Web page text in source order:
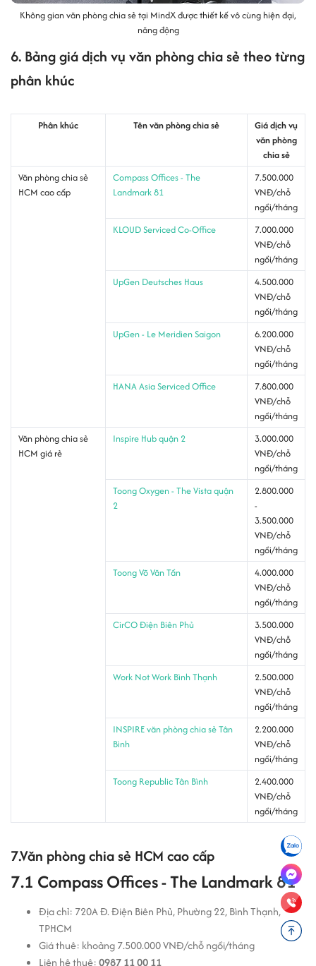
Không gian văn phòng chia sẻ tại MindX được thiết kế vô cùng hiện đại,
năng động
6. Bảng giá dịch vụ văn phòng chia sẻ theo từng
phân khúc
Phân khúc Tên văn phòng chia sẻ
Giá dịch vụ
văn phòng
chia sẻ
Văn phòng chia sẻ
HCM cao cấp
Compass Offices - The
Landmark 81
7.500.000
VNĐ/chỗ
ngồi/tháng
KLOUD Serviced Co-Office
7.000.000
VNĐ/chỗ
ngồi/tháng
UpGen Deutsches Haus
4.500.000
VNĐ/chỗ
ngồi/tháng
UpGen - Le Meridien Saigon
6.200.000
VNĐ/chỗ
ngồi/tháng
HANA Asia Serviced Office
7.800.000
VNĐ/chỗ
ngồi/tháng
Văn phòng chia sẻ
HCM giá rẻ
Inspire Hub quận 2
3.000.000
VNĐ/chỗ
ngồi/tháng
Toong Oxygen - The Vista quận
2
2.800.000
-
3.500.000
VNĐ/chỗ
ngồi/tháng
Toong Võ Văn Tần
4.000.000
VNĐ/chỗ
ngồi/tháng
CirCO Điện Biên Phủ
3.500.000
VNĐ/chỗ
ngồi/tháng
Work Not Work Bình Thạnh
2.500.000
VNĐ/chỗ
ngồi/tháng
INSPIRE văn phòng chia sẻ Tân
Bình
2.200.000
VNĐ/chỗ
ngồi/tháng
Toong Republic Tân Bình
2.400.000
VNĐ/chỗ
ngồi/tháng
7.Văn phòng chia sẻ HCM cao cấp
7.1 Compass Offices - The Landmark 81
Địa chỉ: 720A Đ. Điện Biên Phủ, Phường 22, Bình Thạnh,
TPHCM
Giá thuê: khoảng 7.500.000 VNĐ/chỗ ngồi/tháng
Liên hệ thuê:0987 11 00 11